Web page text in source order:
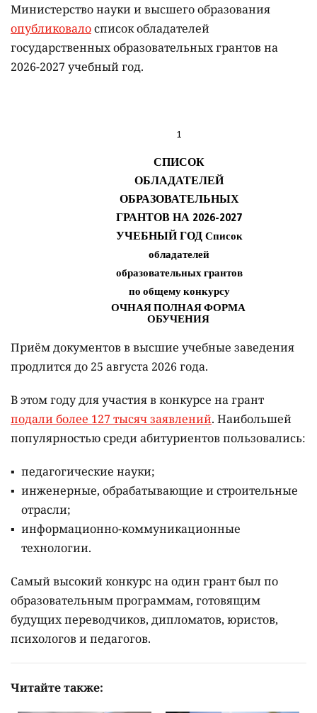
Министерство науки и высшего образования
опубликовалосписок обладателей
государственных образовательных грантов на
2026-2027 учебный год.
Приём документов в высшие учебные заведения
продлится до 25 августа 2026 года.
В этом году для участия в конкурсе на грант
подали более 127 тысяч заявлений. Наибольшей
популярностью среди абитуриентов пользовались:
педагогические науки;
инженерные, обрабатывающие и строительные
отрасли;
информационно-коммуникационные
технологии.
Самый высокий конкурс на один грант был по
образовательным программам, готовящим
будущих переводчиков, дипломатов, юристов,
психологов и педагогов.
Читайте также: